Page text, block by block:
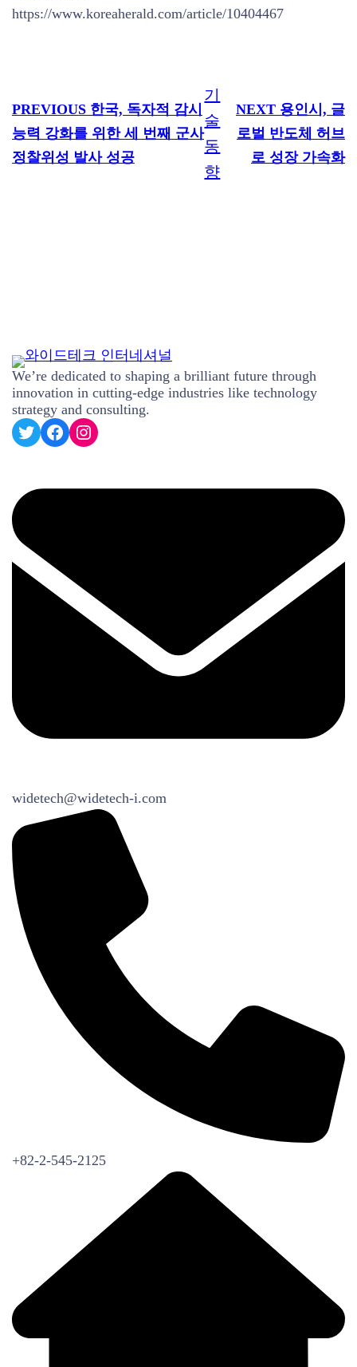
https://www.koreaherald.com/article/10404467
PREVIOUS 한국, 독자적 감시
능력 강화를 위한 세 번째 군사
정찰위성 발사 성공
기
술
동
향
NEXT 용인시, 글
로벌 반도체 허브
로 성장 가속화
We’re dedicated to shaping a brilliant future through
innovation in cutting-edge industries like technology
strategy and consulting.
# # #
widetech@widetech-i.com
+82-2-545-2125